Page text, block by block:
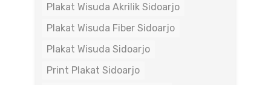
Plakat Wisuda Akrilik Sidoarjo
Plakat Wisuda Fiber Sidoarjo
Plakat Wisuda Sidoarjo
Print Plakat Sidoarjo